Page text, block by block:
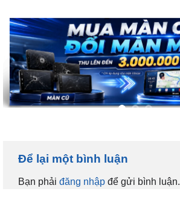
Để lại một bình luận
Bạn phải đăng nhập để gửi bình luận.